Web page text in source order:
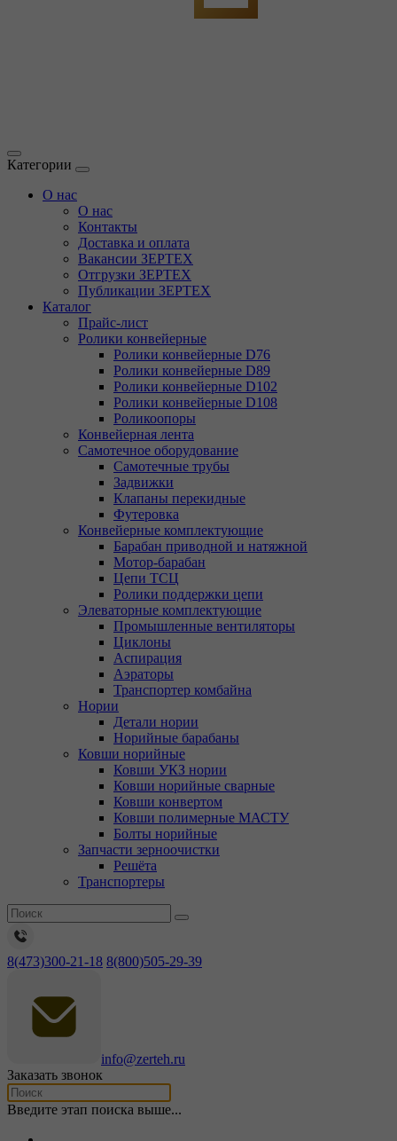
Категории
О нас
О нас
Контакты
Доставка и оплата
Вакансии ЗЕРТЕХ
Отгрузки ЗЕРТЕХ
Публикации ЗЕРТЕХ
Каталог
Прайс-лист
Ролики конвейерные
Ролики конвейерные D76
Ролики конвейерные D89
Ролики конвейерные D102
Ролики конвейерные D108
Роликоопоры
Конвейерная лента
Самотечное оборудование
Самотечные трубы
Задвижки
Клапаны перекидные
Футеровка
Конвейерные комплектующие
Барабан приводной и натяжной
Мотор-барабан
Цепи ТСЦ
Ролики поддержки цепи
Элеваторные комплектующие
Промышленные вентиляторы
Циклоны
Аспирация
Аэраторы
Транспортер комбайна
Нории
Детали нории
Норийные барабаны
Ковши норийные
Ковши УКЗ нории
Ковши норийные сварные
Ковши конвертом
Ковши полимерные МАСТУ
Болты норийные
Запчасти зерноочистки
Решёта
Транспортеры
8(473)300-21-18 8(800)505-29-39
info@zerteh.ru
Заказать звонок
Введите этап поиска выше...